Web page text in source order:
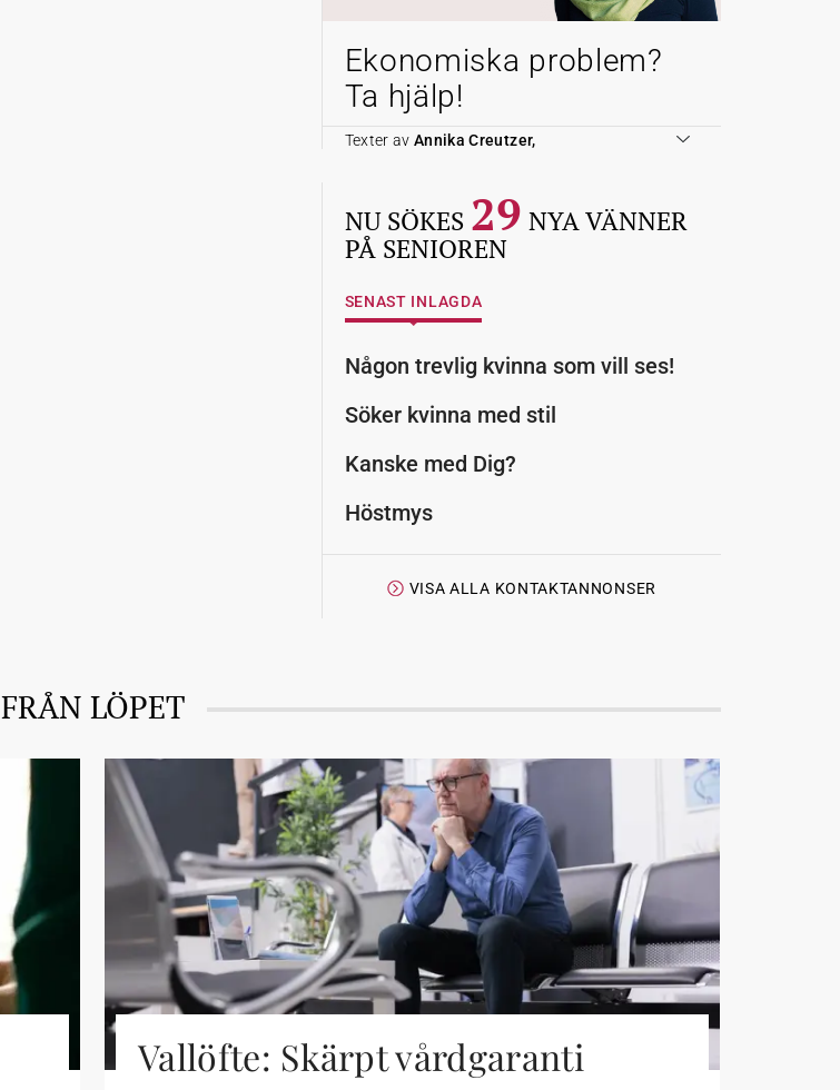
Ekonomiska problem?
Ta hjälp!
Texter av Annika Creutzer,
NU SÖKES 29 NYA VÄNNER
PÅ SENIOREN
SENAST INLAGDA
Någon trevlig kvinna som vill ses!
Söker kvinna med stil
Kanske med Dig?
Höstmys
VISA ALLA KONTAKTANNONSER
FRÅN LÖPET
Vallöfte: Skärpt vårdgaranti